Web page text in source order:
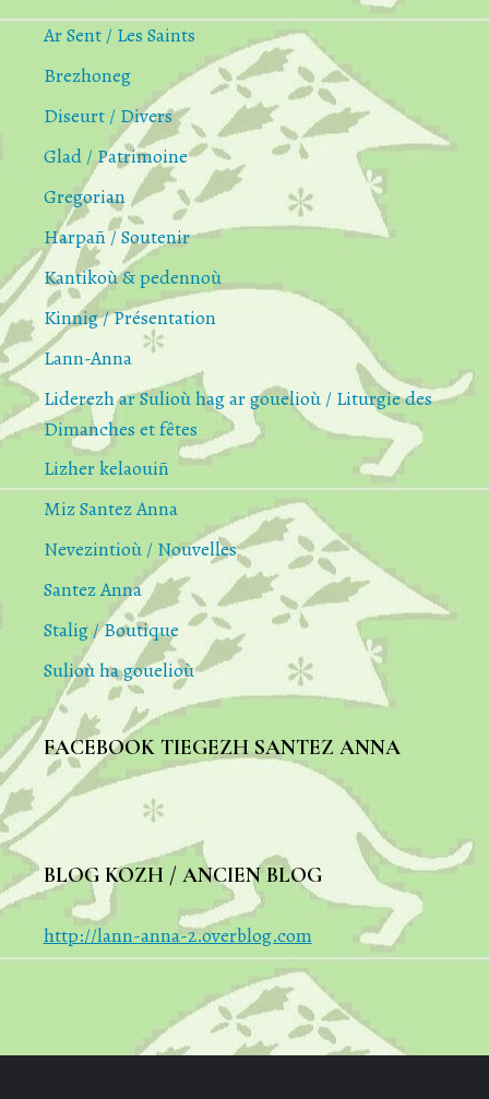
Ar Sent / Les Saints
Brezhoneg
Diseurt / Divers
Glad / Patrimoine
Gregorian
Harpañ / Soutenir
Kantikoù & pedennoù
Kinnig / Présentation
Lann-Anna
Liderezh ar Sulioù hag ar gouelioù / Liturgie des
Dimanches et fêtes
Lizher kelaouiñ
Miz Santez Anna
Nevezintioù / Nouvelles
Santez Anna
Stalig / Boutique
Sulioù ha gouelioù
FACEBOOK TIEGEZH SANTEZ ANNA
BLOG KOZH / ANCIEN BLOG
http://lann-anna-2.overblog.com